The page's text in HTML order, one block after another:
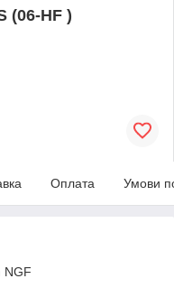
(06-HF )
Оплата Умови
NGF